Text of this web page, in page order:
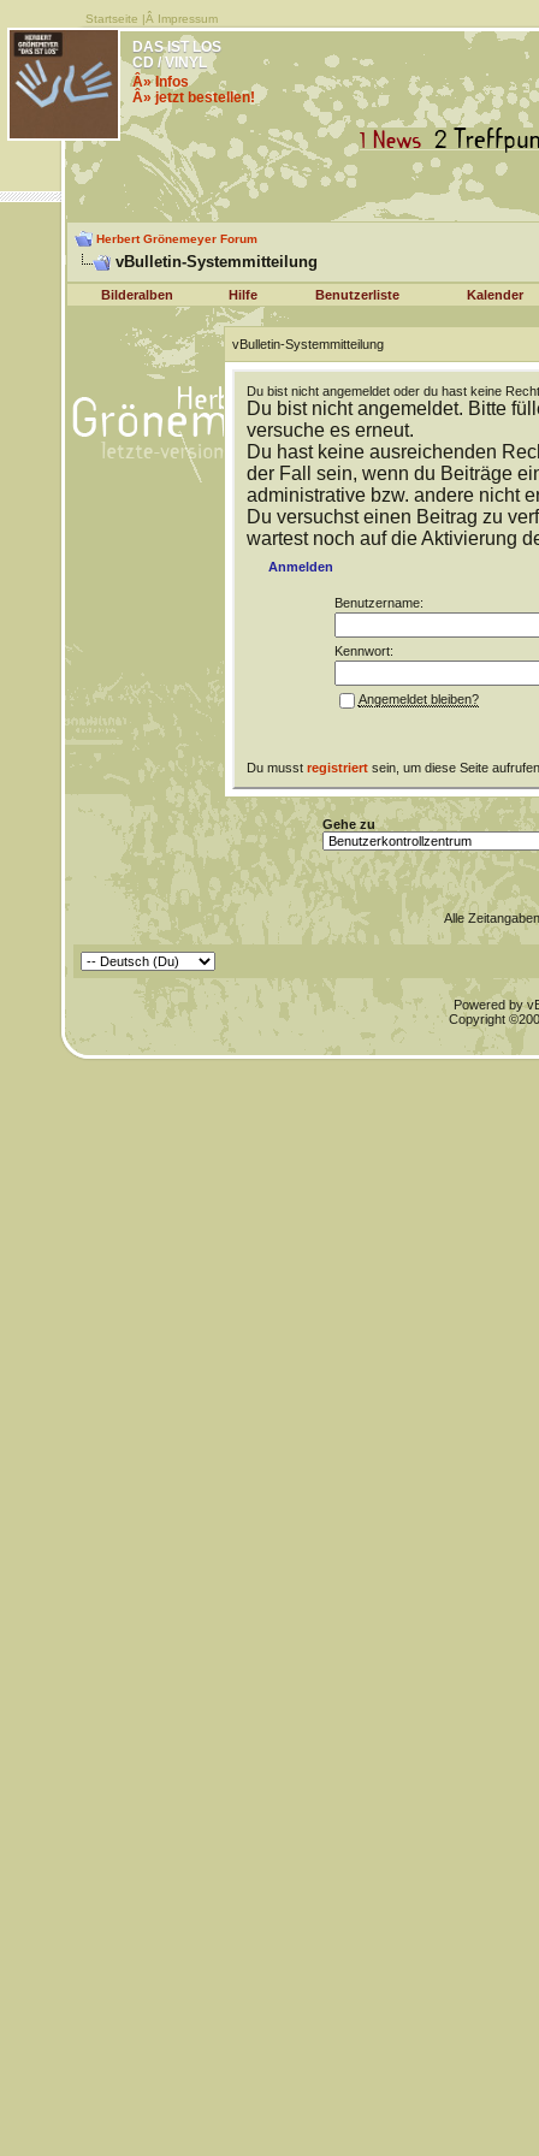
Startseite |Â Impressum
DAS IST LOS
CD / VINYL
Â» Infos
Â» jetzt bestellen!
Herbert Grönemeyer Forum
vBulletin-Systemmitteilung
Bilderalben Hilfe Benutzerliste Kalender
vBulletin-Systemmitteilung
Du bist nicht angemeldet oder du hast keine
Du bist nicht angemeldet. Bitte
versuche es erneut.
Du hast keine ausreichenden
der Fall sein, wenn du Beiträge
administrative bzw. andere nicht
Du versuchst einen Beitrag zu
wartest noch auf die Aktivierung
Anmelden
Benutzername:
Kennwort:
Angemeldet bleiben?
Du musst registriertsein, um diese Seite
Gehe zu
Alle
Powered by
Copyright